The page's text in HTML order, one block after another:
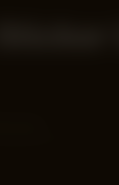
sidan.